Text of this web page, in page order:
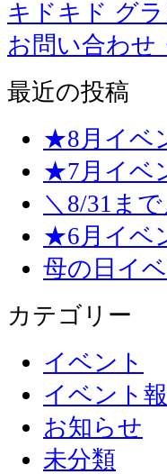
キドキド グ
お問い合わせ
最近の投稿
★8月イベ
★7月イベ
＼8/31ま
★6月イベ
母の日イ
カテゴリー
イベント
イベント
お知らせ
未分類